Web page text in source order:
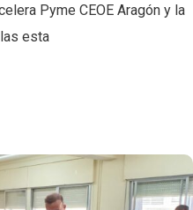
Pyme CEOE Aragón y la
esta